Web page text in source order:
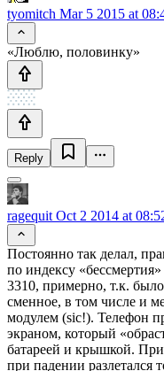
tyomitch Mar 5 2015 at
«Люблю, половинку»
Reply
ragequit Oct 2 2014 at
Постоянно так делал,
по индексу
3310, примерно, т.к.
сменное, в том числе и
модулем (sic!). Телефон
экраном, который
батареей и крышкой.
при падении разлетался